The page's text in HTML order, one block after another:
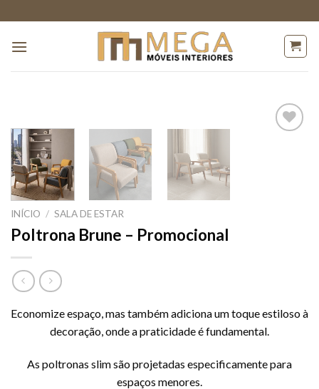
to
content
INÍCIO / SALA DE ESTAR
Poltrona Brune – Promocional
Economize espaço, mas também adiciona um toque estiloso à
decoração, onde a praticidade é fundamental.
As poltronas slim são projetadas especificamente para
espaços menores.